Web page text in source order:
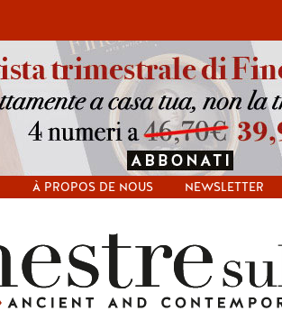
À PROPOS DE NOUS NEWSLETTER